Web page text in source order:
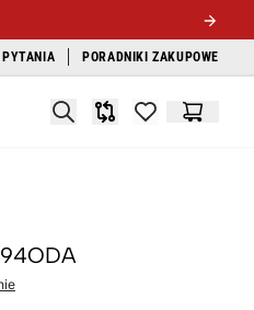
PYTANIA PORADNIKI ZAKUPOWE
SearchPorównywarka
items inKoszyk